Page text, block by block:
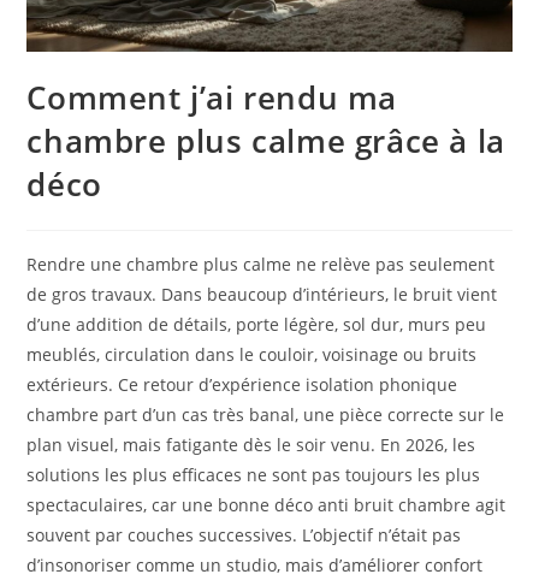
Comment j’ai rendu ma
chambre plus calme grâce à la
déco
Rendre une chambre plus calme ne relève pas seulement
de gros travaux. Dans beaucoup d’intérieurs, le bruit vient
d’une addition de détails, porte légère, sol dur, murs peu
meublés, circulation dans le couloir, voisinage ou bruits
extérieurs. Ce retour d’expérience isolation phonique
chambre part d’un cas très banal, une pièce correcte sur le
plan visuel, mais fatigante dès le soir venu. En 2026, les
solutions les plus efficaces ne sont pas toujours les plus
spectaculaires, car une bonne déco anti bruit chambre agit
souvent par couches successives. L’objectif n’était pas
d’insonoriser comme un studio, mais d’améliorer confort